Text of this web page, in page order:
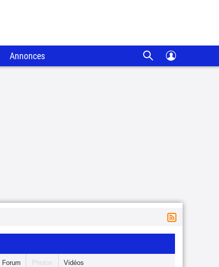
Annonces
Forum Photos Vidéos